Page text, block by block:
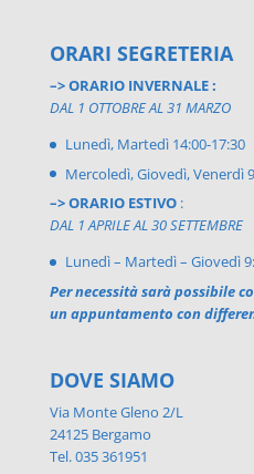
ORARI SEGRETERIA
–> ORARIO INVERNALE :
DAL 1 OTTOBRE AL 31 MARZO
Lunedì, Martedì 14:00-17:30
Mercoledì, Giovedì, Venerdì
–> ORARIO ESTIVO:
DAL 1 APRILE AL 30 SETTEMBRE
Lunedì – Martedì – Giovedì
Per necessità sarà possibile
un appuntamento con
DOVE SIAMO
Via Monte Gleno 2/L
24125 Bergamo
Tel. 035 361951